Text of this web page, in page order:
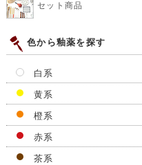
セット商品
色から釉薬を探す
白系
黄系
橙系
赤系
茶系